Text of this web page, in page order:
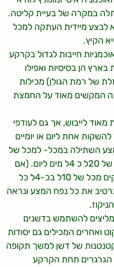
במקרה של בעיית קליטה.
לבצע מיידית העתקה למכל
הקיץ.
חייבות לגדול בקרקע
הן בסיסיות ואפילו
של רמת הגולן) מכילות
המקשים מאוד על החמצת
מאוד לייבוש, אך גם לעודפי
אחת ליום או יומיים
20% מנפח מצע השתילה במכל- למכל של
10ל כ 2ל מים ליום למכל של 20ל כ 4ל מים ליום. (אם
משקים אחת ליומיים משקים מכל של 10ל בכ-4ל כל
את כל נפח המצע ונראה
להשתמש בדשנים
ואחרים המכילים גם יסודות
של דשן למשך תקופה
הגרגרים תחת הקרקע